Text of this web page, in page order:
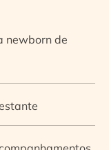
newborn de